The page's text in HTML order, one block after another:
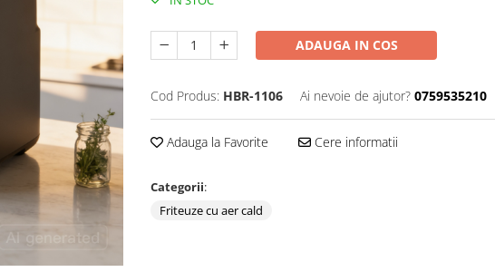
ADAUGA IN COS
Cod Produs: HBR-1106 Ai nevoie de ajutor? 0759535210
Adauga la Favorite Cere informatii
Categorii:
Friteuze cu aer cald